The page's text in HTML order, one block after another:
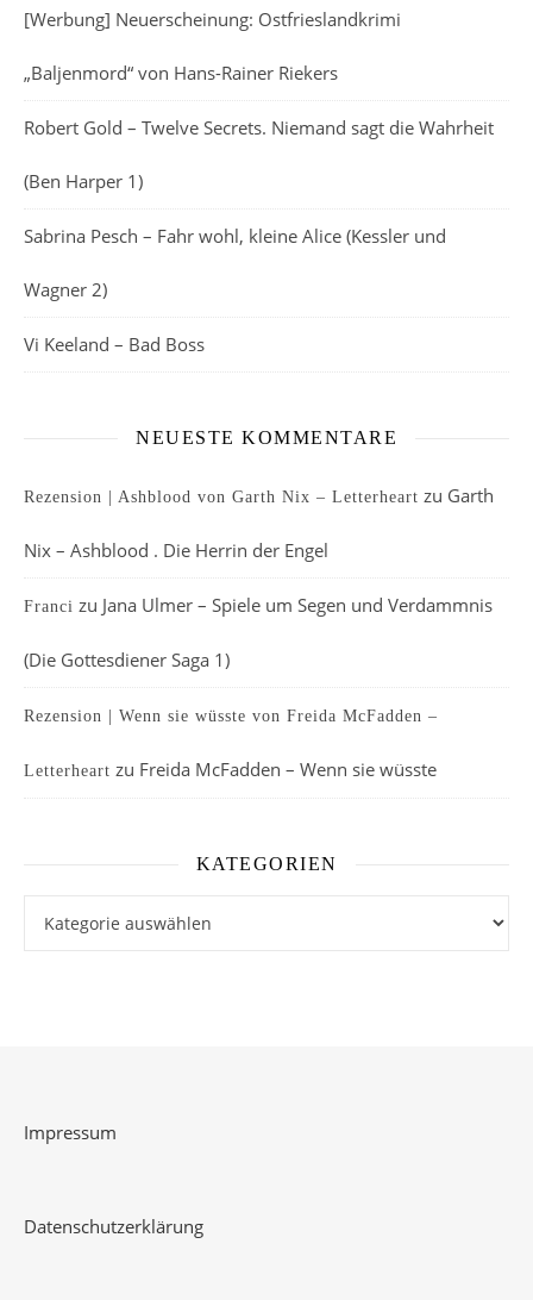
[Werbung] Neuerscheinung: Ostfrieslandkrimi
„Baljenmord“ von Hans-Rainer Riekers
Robert Gold – Twelve Secrets. Niemand sagt die Wahrheit
(Ben Harper 1)
Sabrina Pesch – Fahr wohl, kleine Alice (Kessler und
Wagner 2)
Vi Keeland – Bad Boss
NEUESTE KOMMENTARE
Rezension | Ashblood von Garth Nix – Letterheart zu Garth
Nix – Ashblood . Die Herrin der Engel
Franci zu Jana Ulmer – Spiele um Segen und Verdammnis
(Die Gottesdiener Saga 1)
Rezension | Wenn sie wüsste von Freida McFadden –
Letterheart zu Freida McFadden – Wenn sie wüsste
KATEGORIEN
Impressum
Datenschutzerklärung